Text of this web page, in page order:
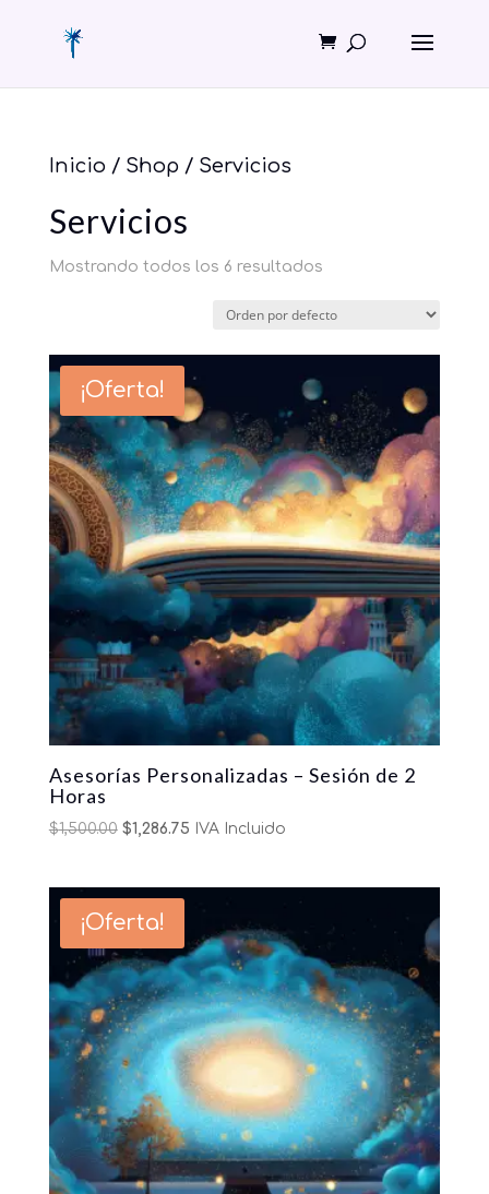
Inicio / Shop / Servicios
Servicios
Mostrando todos los 6 resultados
¡Oferta!
Asesorías Personalizadas – Sesión de 2
Horas
$1,500.00 Original
$1,500.00.
$1,286.75Current
IVA Incluido
¡Oferta!